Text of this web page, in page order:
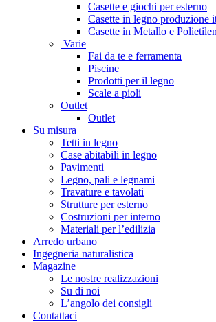
Casette e giochi per esterno
Casette in legno produzione
Casette in Metallo e
Varie
Fai da te e ferramenta
Piscine
Prodotti per il legno
Scale a pioli
Outlet
Outlet
Su misura
Tetti in legno
Case abitabili in legno
Pavimenti
Legno, pali e legnami
Travature e tavolati
Strutture per esterno
Costruzioni per interno
Materiali per l’edilizia
Arredo urbano
Ingegneria naturalistica
Magazine
Le nostre realizzazioni
Su di noi
L’angolo dei consigli
Contattaci